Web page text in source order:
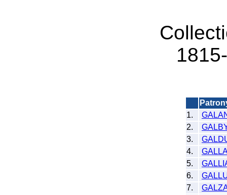
1.
2.
3.
4.
5.
6.
7.